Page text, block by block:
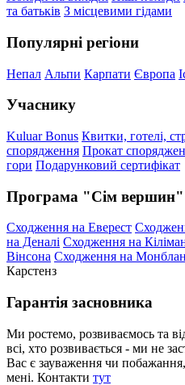
та батьків З місцевими гідами
Популярні регіони
Непал Альпи Карпати Європа
Учаснику
Kuluar Bonus Квитки, готелі,
спорядження Прокат
гори Подарунковий сертифікат
Програма "Сім вершин"
Сходження на Еверест
на Деналі Сходження на
Вінсона Сходження на Монблан
Карстенз
Гарантія засновника
Ми ростемо, розвиваємось та
всі, хто розвивається - ми не
Вас є зауваження чи
мені. Контакти тут